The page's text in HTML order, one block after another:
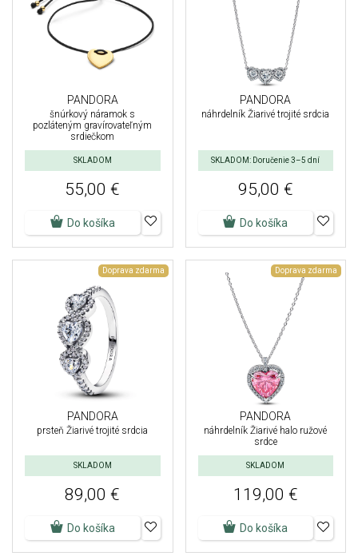
PANDORA
šnúrkový náramok s
pozláteným gravírovateľným
srdiečkom
SKLADOM
55,00 €
Do košíka
PANDORA
náhrdelník Žiarivé trojité srdcia
SKLADOM: Doručenie 3–5 dní
95,00 €
Do košíka
Doprava zdarma
PANDORA
prsteň Žiarivé trojité srdcia
SKLADOM
89,00 €
Do košíka
Doprava zdarma
PANDORA
náhrdelník Žiarivé halo ružové
srdce
SKLADOM
119,00 €
Do košíka